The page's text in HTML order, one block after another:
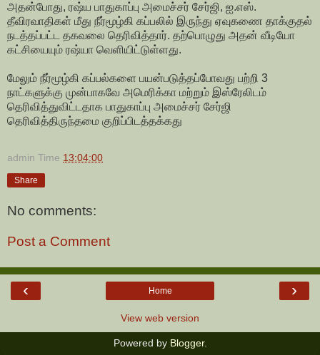
அதன்போது, ரஷ்ய பாதுகாப்பு அமைச்சர் சேர்ஜி, ஐ.எஸ்.
தீவிரவாதிகள் மீது நீர்மூழ்கி கப்பலில் இருந்து ஏவுகணை தாக்குதல்
நடத்தப்பட்ட தகவலை தெரிவித்தார். தற்பொழுது அதன் வீடியோ
கட்சியையும் ரஷ்யா வெளியிட்டுள்ளது.
மேலும் நீர்மூழ்கி கப்பல்களை பயன்படுத்தப்போவது பற்றி 3
நாட்களுக்கு முன்பாகவே அமெரிக்கா மற்றும் இஸ்ரேலிடம்
தெரிவித்துவிட்டதாக பாதுகாப்பு அமைச்சர் சேர்ஜி
தெரிவித்திருந்தமை குறிப்பிடத்தக்கது
admin Time 13:04:00
Share
No comments:
Post a Comment
‹ ›
Home
View web version
Powered by Blogger.